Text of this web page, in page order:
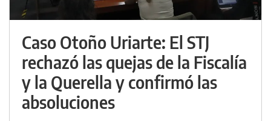
Caso Otoño Uriarte: El STJ
rechazó las quejas de la Fiscalía
y la Querella y confirmó las
absoluciones